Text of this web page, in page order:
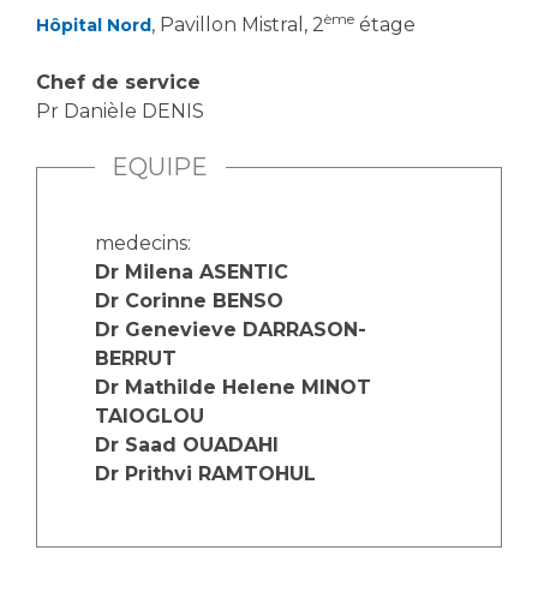
Vivre ensemble à l'hôpital
Laïcité et cultes
Livret d'accueil
Salon des familles
Transports sanitaires
Vos droits, vos devoirs
Handicap
Emplois socio-éducatifs
Stages paramédicaux
Chercheurs
La recherche clinique à l'AP-HM
Les structures de recherche
Écoles et Instituts de Formation
Plateforme des internes
Professionnels de santé
Hôpital Nord, Pavillon Mistral, 2ème étage
Chef de service
Pr Danièle DENIS
EQUIPE
medecins:
Dr Milena ASENTIC
Dr Corinne BENSO
Dr Genevieve DARRASON-
BERRUT
Dr Mathilde Helene MINOT
TAIOGLOU
Dr Saad OUADAHI
Dr Prithvi RAMTOHUL